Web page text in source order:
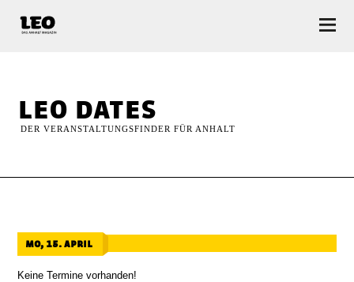
leo dates
DER VERANSTALTUNGSFINDER FÜR ANHALT
mo, 15. april
Keine Termine vorhanden!